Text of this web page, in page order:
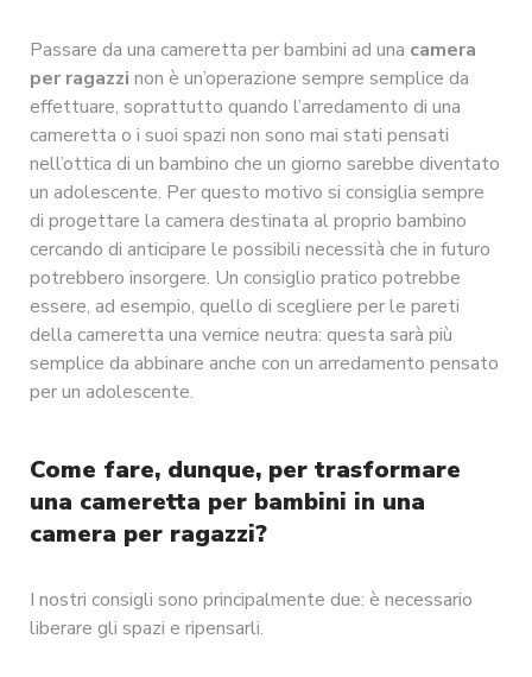
Passare da una cameretta per bambini ad una camera
per ragazzi non è un’operazione sempre semplice da
effettuare, soprattutto quando l’arredamento di una
cameretta o i suoi spazi non sono mai stati pensati
nell’ottica di un bambino che un giorno sarebbe diventato
un adolescente. Per questo motivo si consiglia sempre
di progettare la camera destinata al proprio bambino
cercando di anticipare le possibili necessità che in futuro
potrebbero insorgere. Un consiglio pratico potrebbe
essere, ad esempio, quello di scegliere per le pareti
della cameretta una vernice neutra: questa sarà più
semplice da abbinare anche con un arredamento pensato
per un adolescente.
Come fare, dunque, per trasformare
una cameretta per bambini in una
camera per ragazzi?
I nostri consigli sono principalmente due: è necessario
liberare gli spazi e ripensarli.